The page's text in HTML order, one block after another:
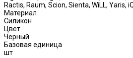
Ractis, Raum, Scion, Sienta, WiLL, Yaris,
Материал
Силикон
Цвет
Черный
Базовая единица
шт